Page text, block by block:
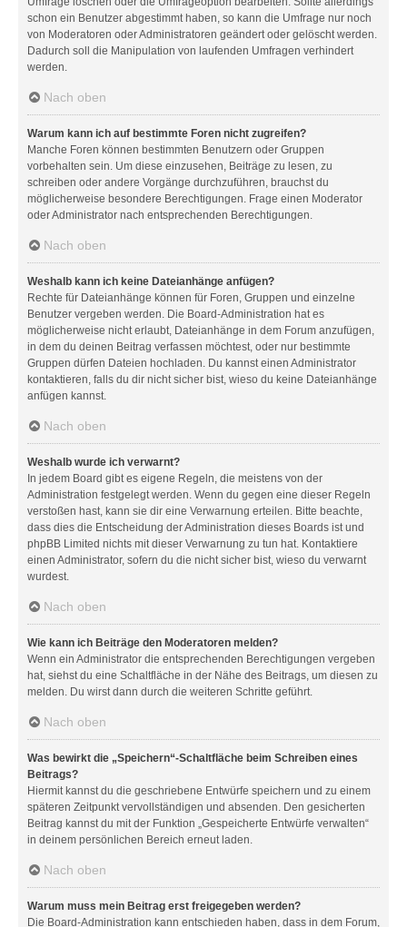
schon ein Benutzer abgestimmt haben, so kann die Umfrage nur noch
von Moderatoren oder Administratoren geändert oder gelöscht werden.
Dadurch soll die Manipulation von laufenden Umfragen verhindert
werden.
Nach oben
Warum kann ich auf bestimmte Foren nicht zugreifen?
Manche Foren können bestimmten Benutzern oder Gruppen
vorbehalten sein. Um diese einzusehen, Beiträge zu lesen, zu
schreiben oder andere Vorgänge durchzuführen, brauchst du
möglicherweise besondere Berechtigungen. Frage einen Moderator
oder Administrator nach entsprechenden Berechtigungen.
Nach oben
Weshalb kann ich keine Dateianhänge anfügen?
Rechte für Dateianhänge können für Foren, Gruppen und einzelne
Benutzer vergeben werden. Die Board-Administration hat es
möglicherweise nicht erlaubt, Dateianhänge in dem Forum anzufügen,
in dem du deinen Beitrag verfassen möchtest, oder nur bestimmte
Gruppen dürfen Dateien hochladen. Du kannst einen Administrator
kontaktieren, falls du dir nicht sicher bist, wieso du keine Dateianhänge
anfügen kannst.
Nach oben
Weshalb wurde ich verwarnt?
In jedem Board gibt es eigene Regeln, die meistens von der
Administration festgelegt werden. Wenn du gegen eine dieser Regeln
verstoßen hast, kann sie dir eine Verwarnung erteilen. Bitte beachte,
dass dies die Entscheidung der Administration dieses Boards ist und
phpBB Limited nichts mit dieser Verwarnung zu tun hat. Kontaktiere
einen Administrator, sofern du die nicht sicher bist, wieso du verwarnt
wurdest.
Nach oben
Wie kann ich Beiträge den Moderatoren melden?
Wenn ein Administrator die entsprechenden Berechtigungen vergeben
hat, siehst du eine Schaltfläche in der Nähe des Beitrags, um diesen zu
melden. Du wirst dann durch die weiteren Schritte geführt.
Nach oben
Was bewirkt die „Speichern“-Schaltfläche beim Schreiben eines
Beitrags?
Hiermit kannst du die geschriebene Entwürfe speichern und zu einem
späteren Zeitpunkt vervollständigen und absenden. Den gesicherten
Beitrag kannst du mit der Funktion „Gespeicherte Entwürfe verwalten“
in deinem persönlichen Bereich erneut laden.
Nach oben
Warum muss mein Beitrag erst freigegeben werden?
Die Board-Administration kann entschieden haben, dass in dem Forum,